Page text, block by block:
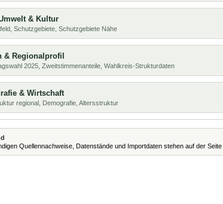
& Kultur
Schutzgebiete, Schutzgebiete Nähe
& Regionalprofil
2025, Zweitstimmenanteile, Wahlkreis-Strukturdaten
& Wirtschaft
regional, Demografie, Altersstruktur
Quellennachweise, Datenstände und Importdaten stehen auf der Seite